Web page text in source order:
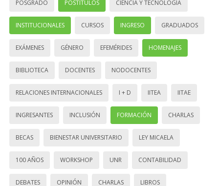
POSGRADO POSTÍTULOS CIENCIA Y TECNOLOGÍA
INSTITUCIONALES CURSOS INGRESO GRADUADOS
EXÁMENES GÉNERO EFEMÉRIDES HOMENAJES
BIBLIOTECA DOCENTES NODOCENTES
RELACIONES INTERNACIONALES I + D IITEA IITAE
INGRESANTES INCLUSIÓN FORMACIÓN CHARLAS
BECAS BIENESTAR UNIVERSITARIO LEY MICAELA
100 AÑOS WORKSHOP UNR CONTABILIDAD
DEBATES OPINIÓN CHARLAS LIBROS